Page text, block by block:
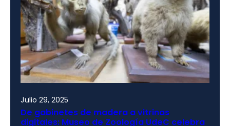
Julio 29, 2025
De gabinetes de madera a vitrinas
digitales: Museo de Zoología UdeC celebra